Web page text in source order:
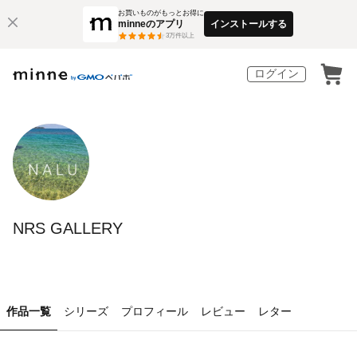
お買いものがもっとお得に
minneのアプリ
3万件以上
インストールする
ログイン
NRS GALLERY
作品一覧 シリーズ プロフィール レビュー レター